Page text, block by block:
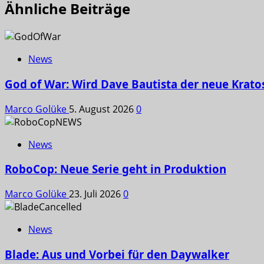
Ähnliche Beiträge
News
God of War: Wird Dave Bautista der neue
Marco Golüke 5. August 20260
News
RoboCop: Neue Serie geht in Produktion
Marco Golüke23. Juli 20260
News
Blade: Aus und Vorbei für den Daywalker